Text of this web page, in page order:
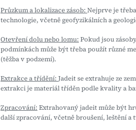
Průzkum a lokalizace zásob: Nejprve je
technologie, včetně geofyzikálních a
Otevření dolu nebo lomu: Pokud jsou
podmínkách může být třeba použít různé
(těžba v podzemí).
Extrakce a třídění: Jadeit se extrahuje ze
extrakci je materiál tříděn podle kvality a
Zpracování: Extrahovaný jadeit může být
další zpracování, včetně broušení, leštění a